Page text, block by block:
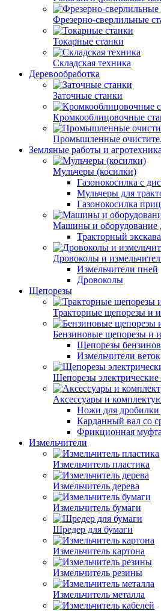
Фрезерно-сверлильные
Токарные станки
Складская техника
Деревообработка
Заточные станки
Кромкооблицовочные
Промышленные
Земляные работы и агротехника
Мульчеры (косилки)
Газонокосилка с
Мульчеры для
Газонокосилка
Машины и оборудование
Тракторный
Дровоколы и
Измельчители пней
Дровоколы
Щепорезы
Тракторные щепорезы и
Бензиновые щепорезы и
Щепорезы
Измельчители веток
Щепорезы электрические
Аксессуары и
Ножи для дробилки
Карданный вал со
Фрикционная муфта
Измельчители
Измельчитель пластика
Измельчитель дерева
Измельчитель бумаги
Шредер для бумаги
Измельчитель картона
Измельчитель резины
Измельчитель металла